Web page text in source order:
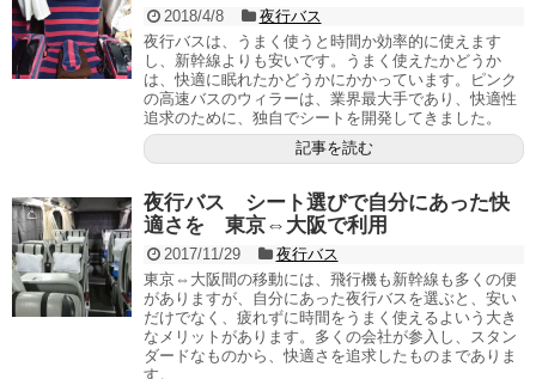
2018/4/8
夜行バス
夜行バスは、うまく使うと時間か効率的に使えます
し、新幹線よりも安いです。うまく使えたかどうか
は、快適に眠れたかどうかにかかっています。ピンク
の高速バスのウィラーは、業界最大手であり、快適性
追求のために、独自でシートを開発してきました。
記事を読む
夜行バス シート選びで自分にあった快
適さを 東京⇔大阪で利用
2017/11/29
夜行バス
東京⇔大阪間の移動には、飛行機も新幹線も多くの便
がありますが、自分にあった夜行バスを選ぶと、安い
だけでなく、疲れずに時間をうまく使えるよいう大き
なメリットがあります。多くの会社が参入し、スタン
ダードなものから、快適さを追求したものまでありま
す。